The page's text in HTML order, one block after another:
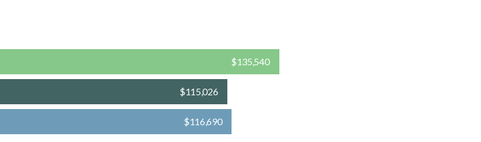
$135,540
$115,026
$116,690